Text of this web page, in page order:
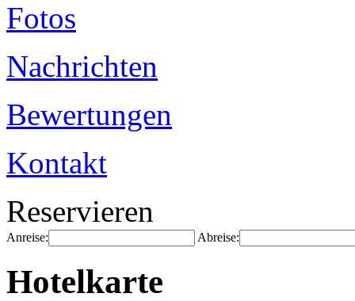
Fotos
Nachrichten
Bewertungen
Kontakt
Reservieren
Anreise: Abreise:
Hotelkarte